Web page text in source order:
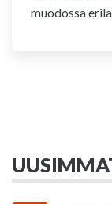
muodossa